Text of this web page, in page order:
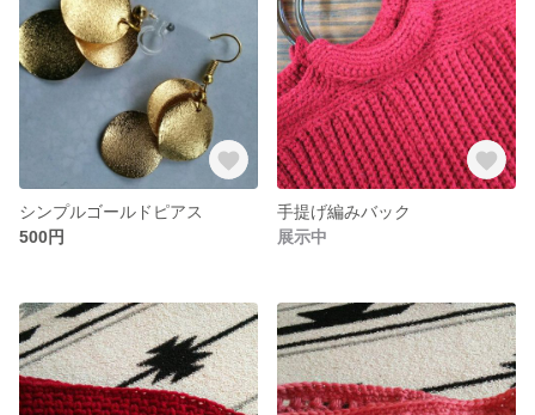
シンプルゴールドピアス
500円
手提げ編みバック
展示中